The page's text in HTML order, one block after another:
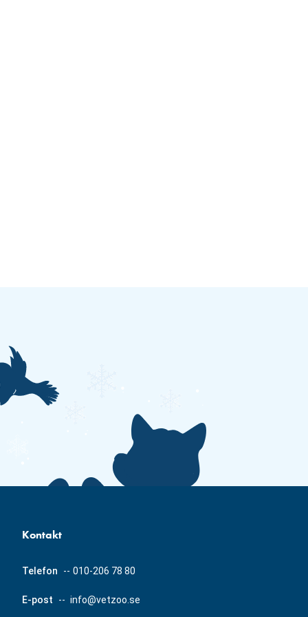
Kontakt
Telefon -- 010-206 78 80
E-post -- info@vetzoo.se